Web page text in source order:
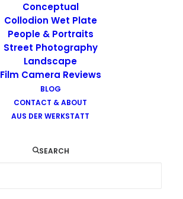
Conceptual
Collodion Wet Plate
People & Portraits
Street Photography
Landscape
Film Camera Reviews
BLOG
CONTACT & ABOUT
AUS DER WERKSTATT
SEARCH
Images tagged "kodak-e100"